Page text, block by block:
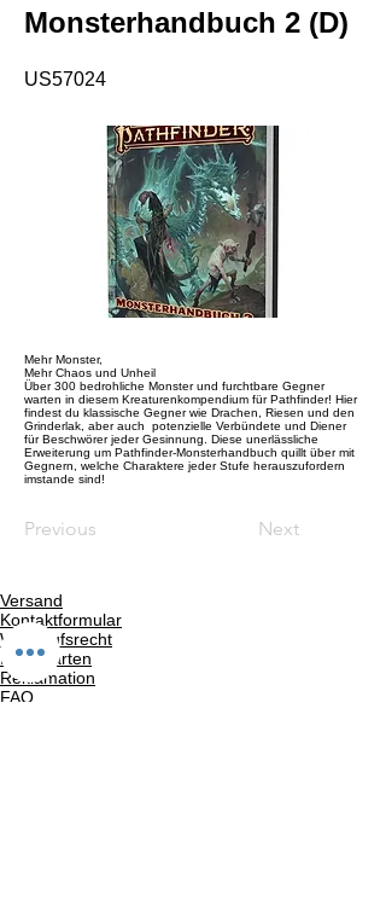
Monsterhandbuch 2 (D)
US57024
Mehr Monster,
Mehr Chaos und Unheil
Über 300 bedrohliche Monster und furchtbare Gegner
warten in diesem Kreaturenkompendium für Pathfinder! Hier
findest du klassische Gegner wie Drachen, Riesen und den
Grinderlak, aber auch potenzielle Verbündete und Diener
für Beschwörer jeder Gesinnung. Diese unerlässliche
Erweiterung um Pathfinder-Monsterhandbuch quillt über mit
Gegnern, welche Charaktere jeder Stufe herauszufordern
imstande sind!
Previous Next
Versand
Kontaktformular
Widerrufsrecht
Bezahlarten
Reklamation
FAQ